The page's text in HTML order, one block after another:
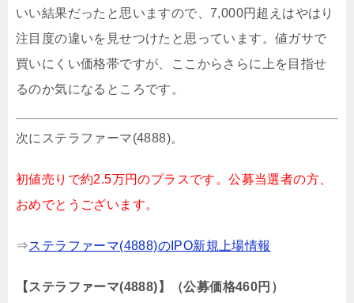
いい結果だったと思いますので、7,000円超えはやはり
注目度の違いを見せつけたと思っています。値ガサで
買いにくい価格帯ですが、ここからさらに上を目指せ
るのか気になるところです。
次にステラファーマ(4888)。
初値売りで約2.5万円のプラスです。公募当選者の方、
おめでとうございます。
⇒ステラファーマ(4888)のIPO新規上場情報
【ステラファーマ(4888)】（公募価格460円）